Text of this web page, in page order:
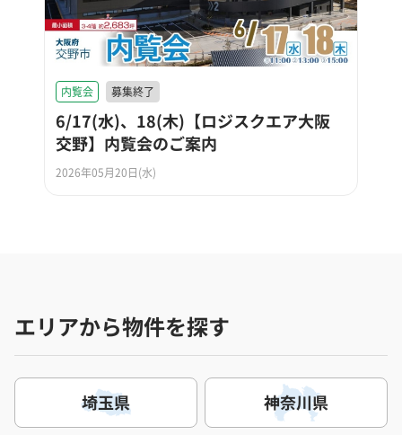
内覧会 募集終了
6/17(水)、18(木)【ロジスクエア大阪
交野】内覧会のご案内
2026年05月20日(水)
エリアから物件を探す
埼玉県 神奈川県